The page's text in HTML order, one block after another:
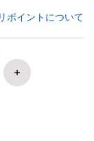
ポイントについて